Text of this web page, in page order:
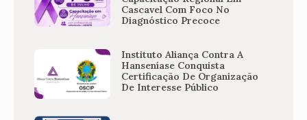
Cascavel Com Foco No
Diagnóstico Precoce
Instituto Aliança Contra A
Hanseníase Conquista
Certificação De Organização
De Interesse Público